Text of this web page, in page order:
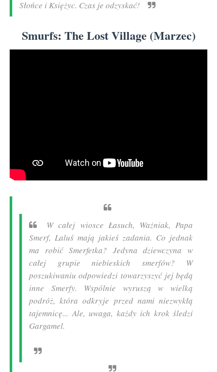
Słońce i Księżyc. Czas je odzyskać!
Smurfs: The Lost Village (Marzec)
W całej wiosce Łasuch, Ważniak, Papa
Smerf, Laluś mają jakieś zadania. Co jednak
ma robić Smerfetka? Jedyna dziewczyna w
całej grupie niebieskich smerfów? W
poszukiwaniu odpowiedzi towarzyszyć jej będą
inne Smerfy. Wspólnie wyruszą w wielką
podróż, która odkryje przed nami niezwykłą
tajemnicę... Ale, uwaga, każdy ich krok śledzi
Gargamel.